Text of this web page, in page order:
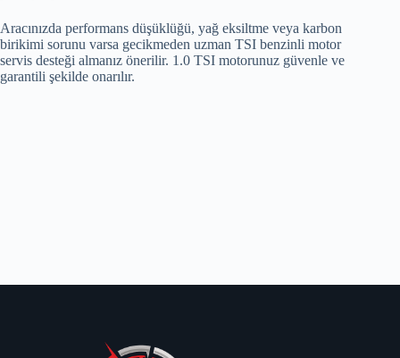
Aracınızda performans düşüklüğü, yağ eksiltme veya karbon
birikimi sorunu varsa gecikmeden uzman TSI benzinli motor
servis desteği almanız önerilir. 1.0 TSI motorunuz güvenle ve
garantili şekilde onarılır.